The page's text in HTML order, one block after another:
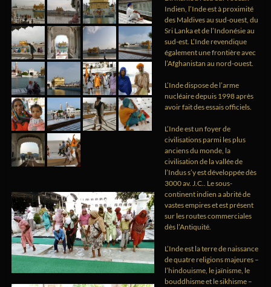
Indien, l’Inde est à proximité
des Maldives au sud-ouest, du
Sri Lanka et de l’Indonésie au
sud-est. L’Inde revendique
également une frontière avec
l’Afghanistan au nord-ouest.
L’Inde dispose de l’arme
nucléaire depuis 1998 après
avoir fait des essais officiels.
L’Inde est un foyer de
civilisations parmi les plus
anciens du monde, la
civilisation de la vallée de
l’Indus s’y est développée dès
3000 av. J.C.. Le sous-
continent indien a abrité de
vastes empires et est présent
sur les routes commerciales
dès l’Antiquité.
L’Inde est la terre de naissance
de quatre religions majeures –
l’hindouisme, le jaïnisme, le
bouddhisme et le sikhisme –